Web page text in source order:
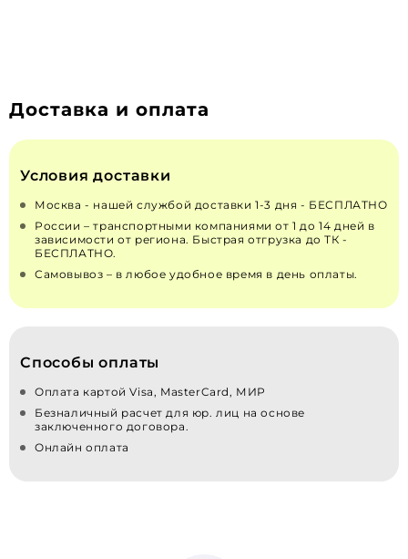
Доставка и оплата
Условия доставки
Москва - нашей службой доставки 1-3 дня - БЕСПЛАТНО
России – транспортными компаниями от 1 до 14 дней в
зависимости от региона. Быстрая отгрузка до ТК -
БЕСПЛАТНО.
Самовывоз – в любое удобное время в день оплаты.
Способы оплаты
Оплата картой Visa, MasterCard, МИР
Безналичный расчет для юр. лиц на основе
заключенного договора.
Онлайн оплата